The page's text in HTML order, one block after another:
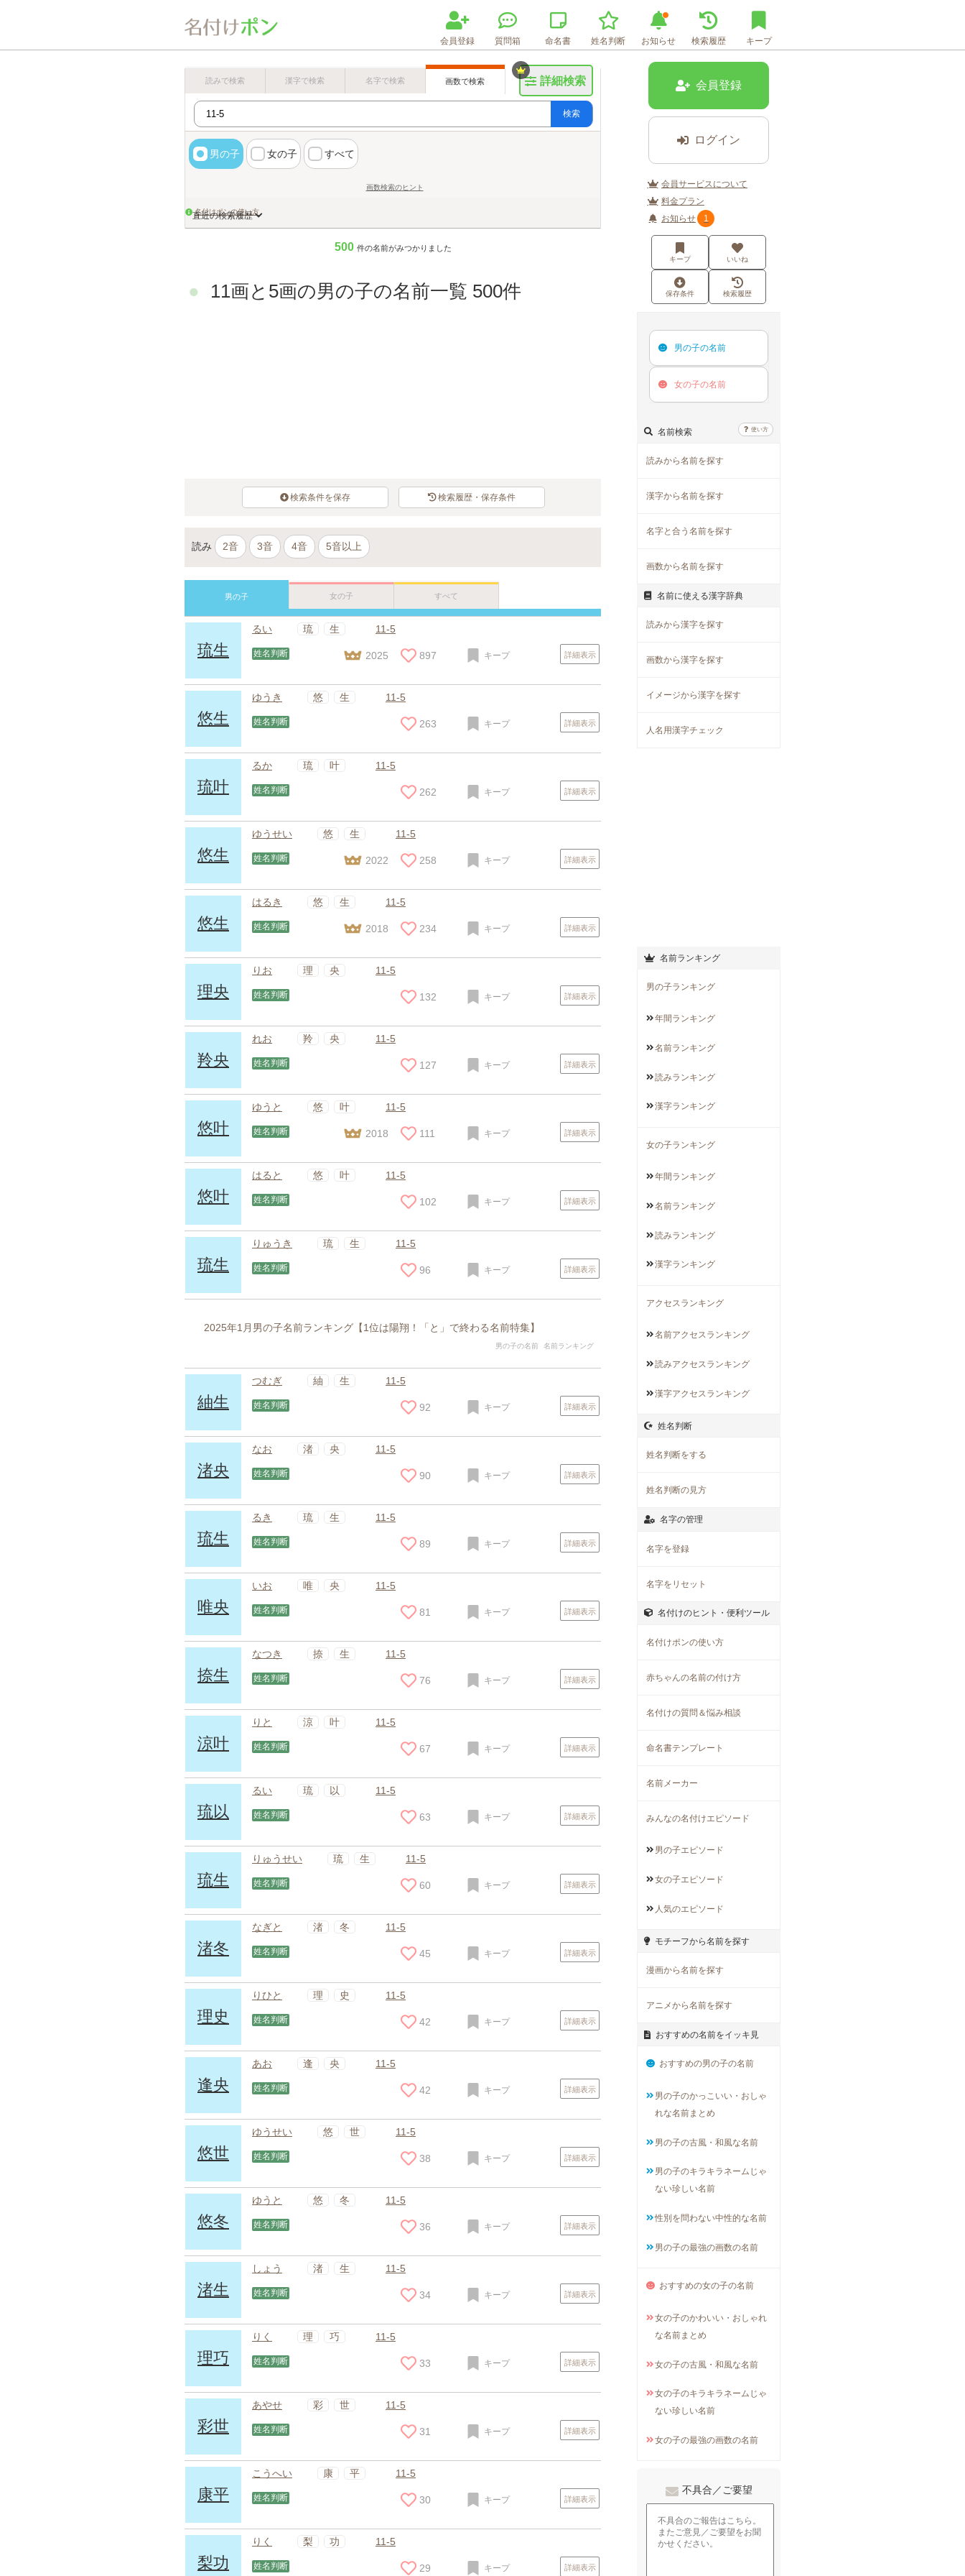
会員登録 質問箱 命名書 姓名判断 お知らせ 検索履歴 キープ
詳細検索
読みで検索 漢字で検索 名字で検索 画数で検索
検索
男の子 女の子 すべて
画数検索のヒント
名付けポンの使い方
直近の検索履歴
500 件の名前がみつかりました
11画と5画の男の子の名前一覧 500件
検索条件を保存 検索履歴・保存条件
読み 2音 3音 4音 5音以上
男の子 女の子 すべて
琉生
るい 琉 生 11-5
姓名判断 2025 897 キープ 詳細表示
悠生
ゆうき 悠 生 11-5
姓名判断 263 キープ 詳細表示
琉叶
るか 琉 叶 11-5
姓名判断 262 キープ 詳細表示
悠生
ゆうせい 悠 生 11-5
姓名判断 2022 258 キープ 詳細表示
悠生
はるき 悠 生 11-5
姓名判断 2018 234 キープ 詳細表示
理央
りお 理 央 11-5
姓名判断 132 キープ 詳細表示
羚央
れお 羚 央 11-5
姓名判断 127 キープ 詳細表示
悠叶
ゆうと 悠 叶 11-5
姓名判断 2018 111 キープ 詳細表示
悠叶
はると 悠 叶 11-5
姓名判断 102 キープ 詳細表示
琉生
りゅうき 琉 生 11-5
姓名判断 96 キープ 詳細表示
2025年1月男の子名前ランキング【1位は陽翔！「と」で終わる名前特集】
男の子の名前 名前ランキング
紬生
つむぎ 紬 生 11-5
姓名判断 92 キープ 詳細表示
渚央
なお 渚 央 11-5
姓名判断 90 キープ 詳細表示
琉生
るき 琉 生 11-5
姓名判断 89 キープ 詳細表示
唯央
いお 唯 央 11-5
姓名判断 81 キープ 詳細表示
捺生
なつき 捺 生 11-5
姓名判断 76 キープ 詳細表示
涼叶
りと 涼 叶 11-5
姓名判断 67 キープ 詳細表示
琉以
るい 琉 以 11-5
姓名判断 63 キープ 詳細表示
琉生
りゅうせい 琉 生 11-5
姓名判断 60 キープ 詳細表示
渚冬
なぎと 渚 冬 11-5
姓名判断 45 キープ 詳細表示
理史
りひと 理 史 11-5
姓名判断 42 キープ 詳細表示
逢央
あお 逢 央 11-5
姓名判断 42 キープ 詳細表示
悠世
ゆうせい 悠 世 11-5
姓名判断 38 キープ 詳細表示
悠冬
ゆうと 悠 冬 11-5
姓名判断 36 キープ 詳細表示
渚生
しょう 渚 生 11-5
姓名判断 34 キープ 詳細表示
理巧
りく 理 巧 11-5
姓名判断 33 キープ 詳細表示
彩世
あやせ 彩 世 11-5
姓名判断 31 キープ 詳細表示
康平
こうへい 康 平 11-5
姓名判断 30 キープ 詳細表示
梨功
りく 梨 功 11-5
姓名判断 29 キープ 詳細表示
会員登録
ログイン
会員サービスについて
料金プラン
お知らせ
1
キープ いいね
保存条件 検索履歴
男の子の名前
女の子の名前
名前検索 使い方
読みから名前を探す
漢字から名前を探す
名字と合う名前を探す
画数から名前を探す
名前に使える漢字辞典
読みから漢字を探す
画数から漢字を探す
イメージから漢字を探す
人名用漢字チェック
名前ランキング
男の子ランキング
年間 ランキング
名前ランキング
読みランキング
漢字ランキング
女の子ランキング
年間 ランキング
名前ランキング
読みランキング
漢字ランキング
アクセスランキング
名前アクセスランキング
読みアクセスランキング
漢字アクセス ランキング
姓名判断
姓名判断をする
姓名判断の見方
名字の管理
名字を登録
名字をリセット
名付けのヒント・便利ツール
名付けポンの使い方
赤ちゃんの名前の付け方
名付けの質問＆悩み相談
命名書テンプレート
名前メーカー
みんなの名付けエピソード
男の子エピソード
女の子エピソード
人気のエピソード
モチーフから名前を探す
漫画から名前を探す
アニメから名前を探す
おすすめの名前をイッキ見
おすすめの男の子の名前
男の子のかっこいい・おしゃ
れな名前まとめ
男の子の古風・和風な名前
男の子のキラキラネームじゃ
ない珍しい名前
性別を問わない中性的な名前
男の子の最強の画数の名前
おすすめの女の子の名前
女の子のかわいい・おしゃれ
な名前まとめ
女の子の古風・和風な名前
女の子のキラキラネームじゃ
ない珍しい名前
女の子の最強の画数の名前
不具合／ご要望